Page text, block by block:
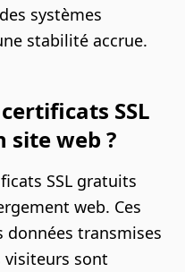
systèmes
stabilité accrue.
SSL
site web ?
SSL gratuits
web. Ces
données transmises
visiteurs sont